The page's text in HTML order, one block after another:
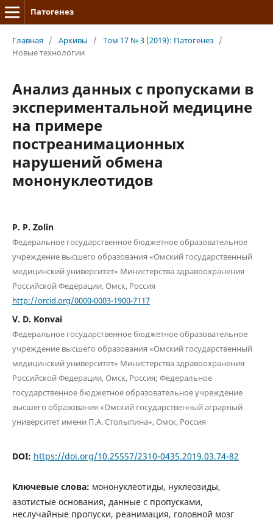
Патогенез
Главная / Архивы / Том 17 № 3 (2019): Патогенез /
Новые технологии
Анализ данных с пропусками в
экспериментальной медицине
на примере
постреанимационных
нарушений обмена
мононуклеотидов
P. P. Zolin
Федеральное государственное бюджетное образовательное
учреждение высшего образования «Омский государственный
медицинский университет» Министерства здравоохранения
Российской Федерации, Омск, Россия
http://orcid.org/0000-0003-1900-7117
V. D. Konvai
Федеральное государственное бюджетное образовательное
учреждение высшего образования «Омский государственный
медицинский университет» Министерства здравоохранения
Российской Федерации, Омск, Россия; Федеральное
государственное бюджетное образовательное учреждение
высшего образования «Омский государственный аграрный
университет имени П.А. Столыпина», Омск, Россия
DOI: https://doi.org/10.25557/2310-0435.2019.03.74-82
Ключевые слова: мононуклеотиды, нуклеозиды,
азотистые основания, данные с пропусками,
неслучайные пропуски, реанимация, головной мозг